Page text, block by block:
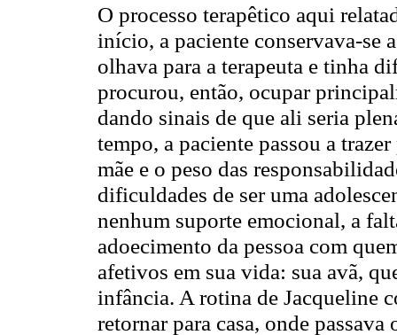
O processo terapêtico aqui
início, a paciente conservava-se
olhava para a terapeuta e tinha
procurou, então, ocupar
dando sinais de que ali seria
tempo, a paciente passou a
mãe e o peso das
dificuldades de ser uma
nenhum suporte emocional, a
adoecimento da pessoa com
afetivos em sua vida: sua avã,
infância. A rotina de Jacqueline
retornar para casa, onde